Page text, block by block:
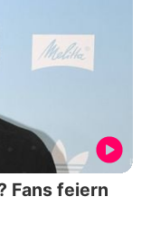
Fans feiern